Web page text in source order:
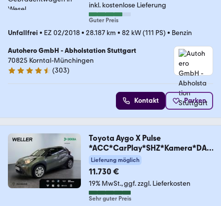
inkl. kostenlose Lieferung
Guter Preis
Unfallfrei • EZ 02/2018• 28.187 km • 82 kW (111 PS) • Benzin
Autohero GmbH - Abholstation Stuttgart
70825 Korntal-Münchingen
4.4 Sterne
(303)
Kontakt Parken
Toyota Aygo X Pulse
*ACC*CarPlay*SHZ*Kamera*DAB
*Bi-Tone
Lieferung möglich
11.730 €
19% MwSt. ggf. zzgl. Lieferkosten
Sehr guter Preis